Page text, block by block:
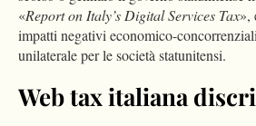
«Report on Italy’s Digital Services Tax»,
impatti negativi economico-
unilaterale per le società statunitensi.
Web tax italiana